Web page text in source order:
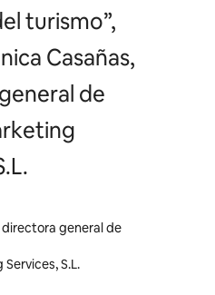
turismo”,
Casañas,
de
directora general de
S.L.